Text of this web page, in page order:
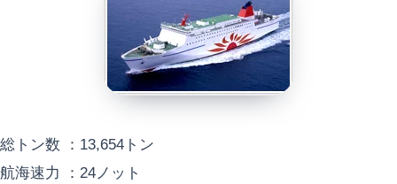
総トン数 ：13,654トン
航海速力 ：24ノット